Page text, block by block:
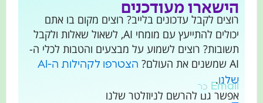
הישארו מעודכנים
רוצים לקבל עדכונים בלייב? רוצים מקום בו אתם
יכולים להתייעץ עם מומחי AI, לשאול שאלות ולקבל
תשובות? רוצים לשמוע על מבצעים והטבות לכלי ה-
AI שמשנים את העולם?
הצטרפו לקהילות ה-AI
שלנו.
אפשר גם להרשם לניוזלטר שלנו
Email